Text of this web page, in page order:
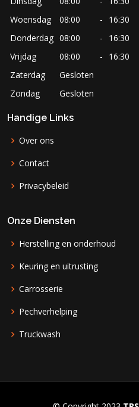
Woensdag
08:00 -
16:30
Donderdag 08:00 -
16:30
Vrijdag
08:00 -
16:30
Zaterdag
Gesloten
Zondag
Gesloten
Handige Links
Over ons
Contact
Privacybeleid
Onze Diensten
Herstelling en onderhoud
Keuring en uitrusting
Carrosserie
Pechverhelping
Truckwash